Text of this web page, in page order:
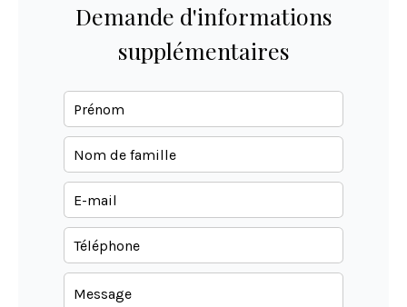
Demande d'informations
supplémentaires